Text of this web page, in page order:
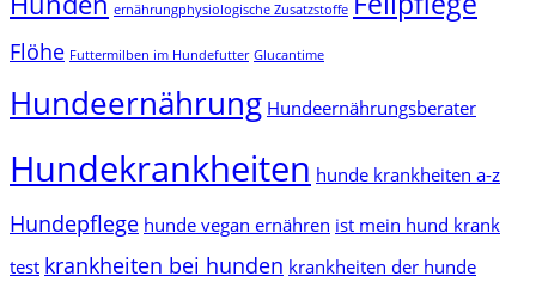
ernährungphysiologische Zusatzstoffe
Flöhe Futtermilben im Hundefutter Glucantime
Hundeernährung Hundeernährungsberater
Hundekrankheiten hunde krankheiten a-z
Hundepflege hunde vegan ernähren ist mein hund krank
test krankheiten bei hunden krankheiten der hunde